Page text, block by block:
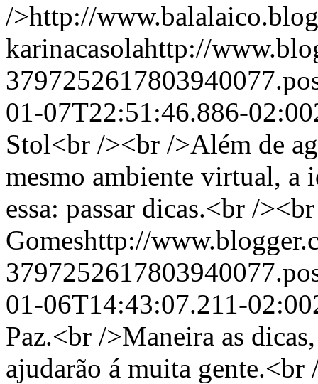
/>http://
karinacasolahttp://
01-07T22:51:46.886-
Stol<br /><br />Além de
mesmo ambiente virtual, a
essa: passar dicas.<br /
Gomeshttp://
01-06T14:43:07.211-
Paz.<br />Maneira as
ajudarão á muita gente.<br